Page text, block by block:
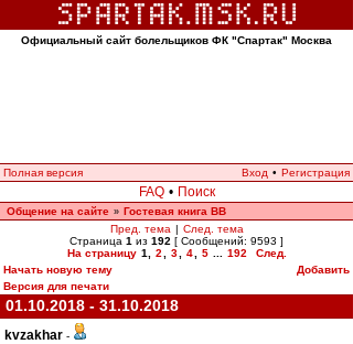
Официальный сайт болельщиков ФК "Спартак" Москва
Полная версия Вход • Регистрация
FAQ • Поиск
Общение на сайте » Гостевая книга ВВ
Пред. тема | След. тема
Страница 1 из 192 [ Сообщений: 9593 ]
На страницу 1 2 3 4 5 192
След.
Начать новую тему
Добавить
Версия для печати
01.10.2018 - 31.10.2018
kvzakhar -